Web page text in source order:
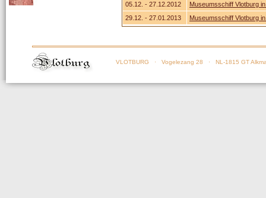
05.12. - 27.12.2012
Museumsschiff Vlotburg
29.12. - 27.01.2013
Museumsschiff Vlotburg
VLOTBURG · Vogelezang 28 · NL-1815 GT